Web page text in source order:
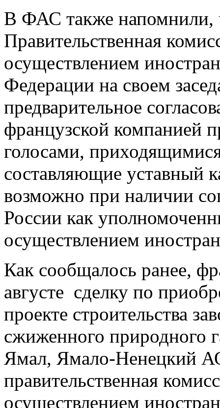
В ФАС также напомнили,
Правительственная
осуществлением
Федерации на своем
предварительное
французской компанией
голосами,
составляющие
возможно при наличии
России как
осуществлением
Как сообщалось ранее,
августе сделку по
проекте строительства
сжиженного природного
Ямал, Ямало-Ненецкий
правительственная
осуществлением